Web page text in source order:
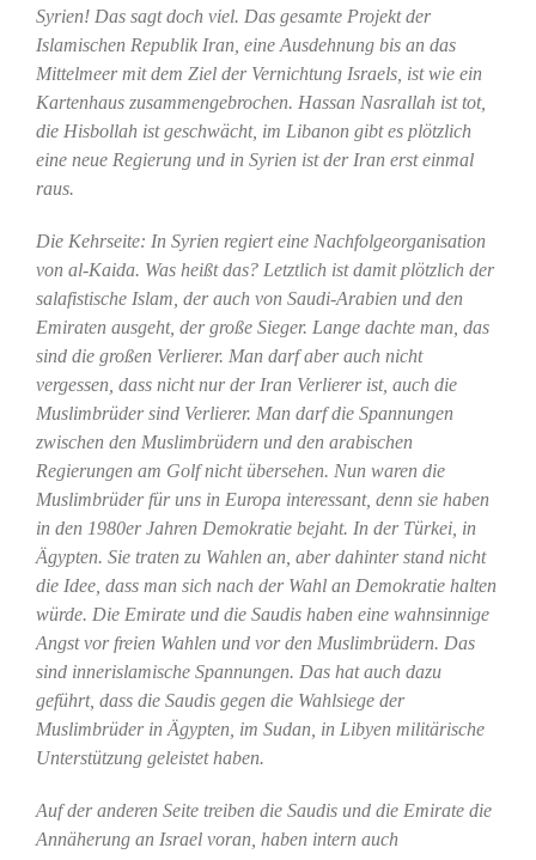
Syrien! Das sagt doch viel. Das gesamte Projekt der
Islamischen Republik Iran, eine Ausdehnung bis an das
Mittelmeer mit dem Ziel der Vernichtung Israels, ist wie ein
Kartenhaus zusammengebrochen. Hassan Nasrallah ist tot,
die Hisbollah ist geschwächt, im Libanon gibt es plötzlich
eine neue Regierung und in Syrien ist der Iran erst einmal
raus.
Die Kehrseite: In Syrien regiert eine Nachfolgeorganisation
von al-Kaida. Was heißt das? Letztlich ist damit plötzlich der
salafistische Islam, der auch von Saudi-Arabien und den
Emiraten ausgeht, der große Sieger. Lange dachte man, das
sind die großen Verlierer. Man darf aber auch nicht
vergessen, dass nicht nur der Iran Verlierer ist, auch die
Muslimbrüder sind Verlierer. Man darf die Spannungen
zwischen den Muslimbrüdern und den arabischen
Regierungen am Golf nicht übersehen. Nun waren die
Muslimbrüder für uns in Europa interessant, denn sie haben
in den 1980er Jahren Demokratie bejaht. In der Türkei, in
Ägypten. Sie traten zu Wahlen an, aber dahinter stand nicht
die Idee, dass man sich nach der Wahl an Demokratie halten
würde. Die Emirate und die Saudis haben eine wahnsinnige
Angst vor freien Wahlen und vor den Muslimbrüdern. Das
sind innerislamische Spannungen. Das hat auch dazu
geführt, dass die Saudis gegen die Wahlsiege der
Muslimbrüder in Ägypten, im Sudan, in Libyen militärische
Unterstützung geleistet haben.
Auf der anderen Seite treiben die Saudis und die Emirate die
Annäherung an Israel voran, haben intern auch